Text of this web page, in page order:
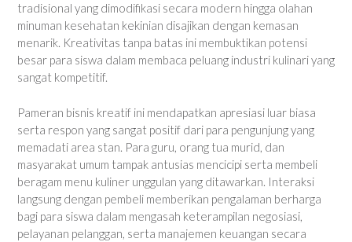
tradisional yang dimodifikasi secara modern hingga olahan
minuman kesehatan kekinian disajikan dengan kemasan
menarik. Kreativitas tanpa batas ini membuktikan potensi
besar para siswa dalam membaca peluang industri kulinari yang
sangat kompetitif.
Pameran bisnis kreatif ini mendapatkan apresiasi luar biasa
serta respon yang sangat positif dari para pengunjung yang
memadati area stan. Para guru, orang tua murid, dan
masyarakat umum tampak antusias mencicipi serta membeli
beragam menu kuliner unggulan yang ditawarkan. Interaksi
langsung dengan pembeli memberikan pengalaman berharga
bagi para siswa dalam mengasah keterampilan negosiasi,
pelayanan pelanggan, serta manajemen keuangan secara